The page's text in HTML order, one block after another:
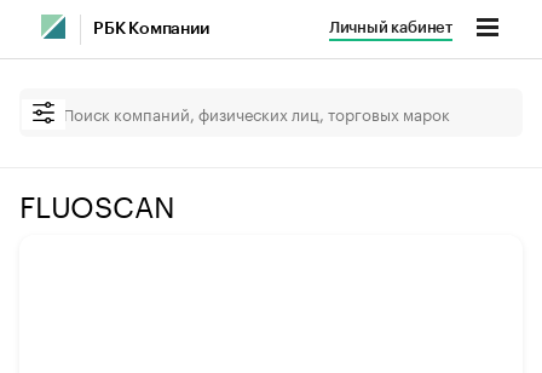
РБК Компании Личный кабинет
FLUOSCAN